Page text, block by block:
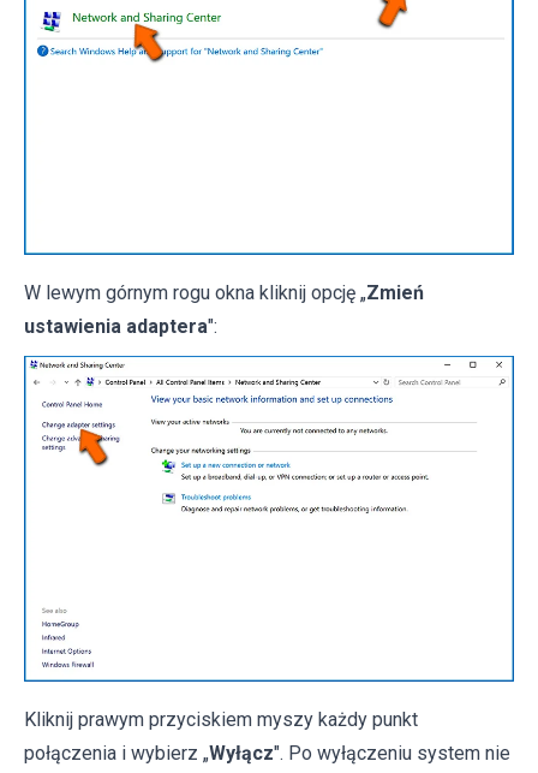
W lewym górnym rogu okna kliknij opcję „Zmień
ustawienia adaptera":
Kliknij prawym przyciskiem myszy każdy punkt
połączenia i wybierz „Wyłącz". Po wyłączeniu system nie